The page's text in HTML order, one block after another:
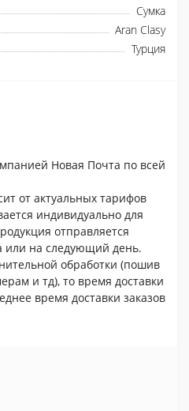
Сумка
Aran Clasy
Турция
Новая Почта по всей
от актуальных тарифов
индивидуально для
отправляется
или на следующий день.
обработки (пошив
и тд), то время доставки
время доставки заказов